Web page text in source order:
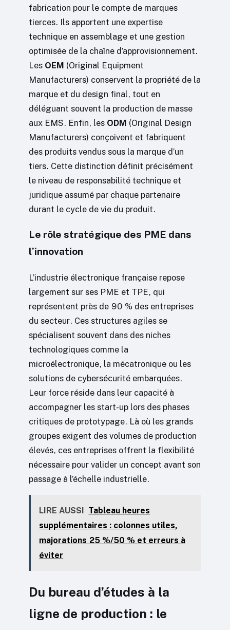
fabrication pour le compte de marques
tierces. Ils apportent une expertise
technique en assemblage et une gestion
optimisée de la chaîne d’approvisionnement.
Les OEM (Original Equipment
Manufacturers) conservent la propriété de la
marque et du design final, tout en
déléguant souvent la production de masse
aux EMS. Enfin, les ODM (Original Design
Manufacturers) conçoivent et fabriquent
des produits vendus sous la marque d’un
tiers. Cette distinction définit précisément
le niveau de responsabilité technique et
juridique assumé par chaque partenaire
durant le cycle de vie du produit.
Le rôle stratégique des PME dans
l’innovation
L’industrie électronique française repose
largement sur ses PME et TPE, qui
représentent près de 90 % des entreprises
du secteur. Ces structures agiles se
spécialisent souvent dans des niches
technologiques comme la
microélectronique, la mécatronique ou les
solutions de cybersécurité embarquées.
Leur force réside dans leur capacité à
accompagner les start-up lors des phases
critiques de prototypage. Là où les grands
groupes exigent des volumes de production
élevés, ces entreprises offrent la flexibilité
nécessaire pour valider un concept avant son
passage à l’échelle industrielle.
LIRE AUSSI Tableau heures
supplémentaires : colonnes utiles,
majorations 25 %/50 % et erreurs à
éviter
Du bureau d’études à la
ligne de production : le